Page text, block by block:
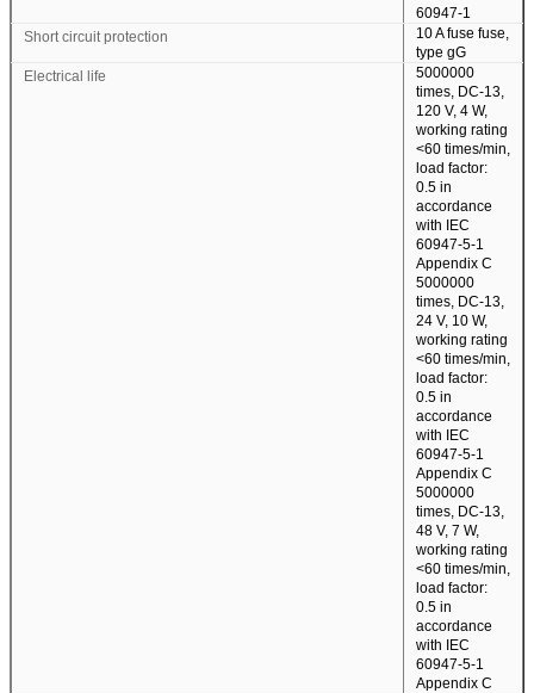
60947-1
Short circuit protection
10 A fuse fuse,
type gG
Electrical life
5000000
times, DC-13,
120 V, 4 W,
working rating
<60 times/min,
load factor:
0.5 in
accordance
with IEC
60947-5-1
Appendix C
5000000
times, DC-13,
24 V, 10 W,
working rating
<60 times/min,
load factor:
0.5 in
accordance
with IEC
60947-5-1
Appendix C
5000000
times, DC-13,
48 V, 7 W,
working rating
<60 times/min,
load factor:
0.5 in
accordance
with IEC
60947-5-1
Appendix C